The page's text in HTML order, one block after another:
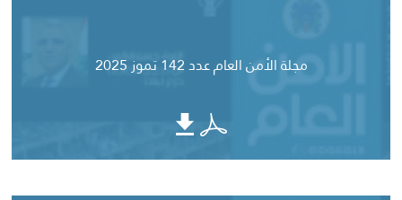
مجلة الأمن العام عدد 142 تموز 2025